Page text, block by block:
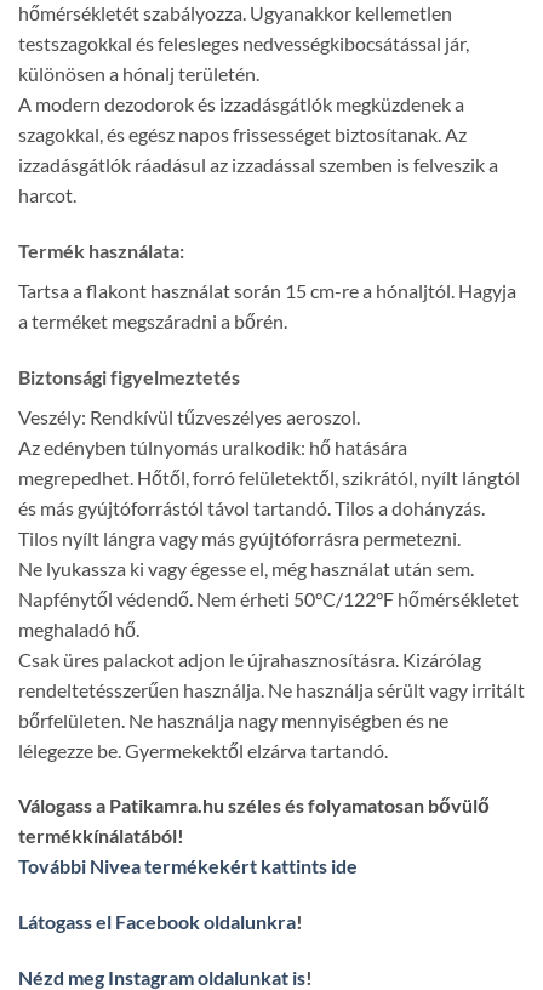
hőmérsékletét szabályozza. Ugyanakkor kellemetlen
testszagokkal és felesleges nedvességkibocsátással jár,
különösen a hónalj területén.
A modern dezodorok és izzadásgátlók megküzdenek a
szagokkal, és egész napos frissességet biztosítanak. Az
izzadásgátlók ráadásul az izzadással szemben is felveszik a
harcot.
Termék használata:
Tartsa a flakont használat során 15 cm-re a hónaljtól. Hagyja
a terméket megszáradni a bőrén.
Biztonsági figyelmeztetés
Veszély: Rendkívül tűzveszélyes aeroszol.
Az edényben túlnyomás uralkodik: hő hatására
megrepedhet. Hőtől, forró felületektől, szikrától, nyílt lángtól
és más gyújtóforrástól távol tartandó. Tilos a dohányzás.
Tilos nyílt lángra vagy más gyújtóforrásra permetezni.
Ne lyukassza ki vagy égesse el, még használat után sem.
Napfénytől védendő. Nem érheti 50°C/122°F hőmérsékletet
meghaladó hő.
Csak üres palackot adjon le újrahasznosításra. Kizárólag
rendeltetésszerűen használja. Ne használja sérült vagy irritált
bőrfelületen. Ne használja nagy mennyiségben és ne
lélegezze be. Gyermekektől elzárva tartandó.
Válogass a Patikamra.hu széles és folyamatosan bővülő
termékkínálatából!
További Nivea termékekért kattints ide
Látogass el Facebook oldalunkra!
Nézd meg Instagram oldalunkat is!